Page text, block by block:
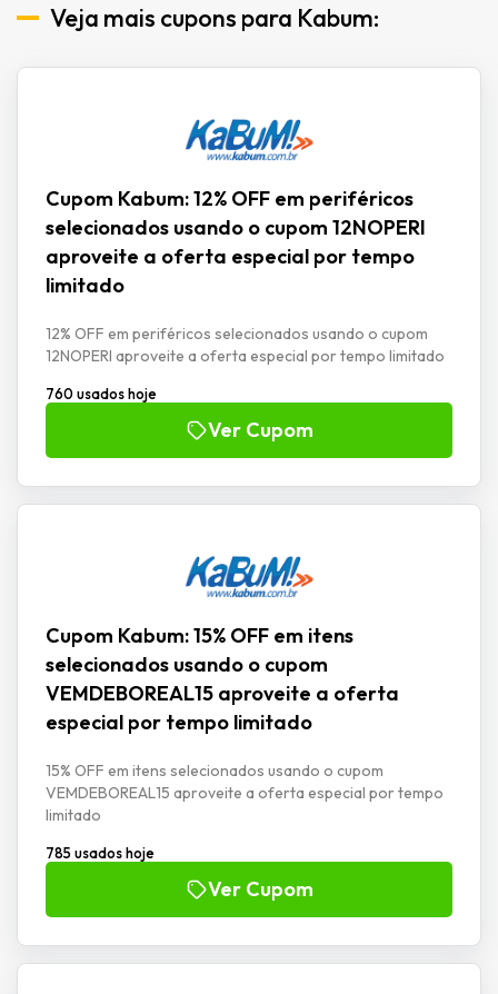
Veja mais cupons para Kabum:
Cupom Kabum: 12% OFF em periféricos
selecionados usando o cupom 12NOPERI
aproveite a oferta especial por tempo
limitado
12% OFF em periféricos selecionados usando o cupom
12NOPERI aproveite a oferta especial por tempo limitado
760 usados hoje
Ver Cupom
Cupom Kabum: 15% OFF em itens
selecionados usando o cupom
VEMDEBOREAL15 aproveite a oferta
especial por tempo limitado
15% OFF em itens selecionados usando o cupom
VEMDEBOREAL15 aproveite a oferta especial por tempo
limitado
785 usados hoje
Ver Cupom